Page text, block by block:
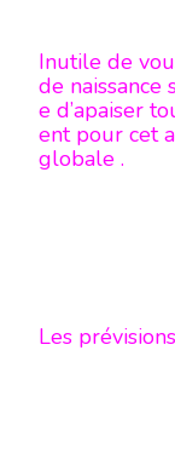
Inutile de
de naissance
e d’apaiser
ent pour cet
globale .
Les